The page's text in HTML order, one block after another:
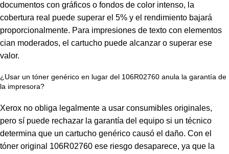
documentos con gráficos o fondos de color intenso, la
cobertura real puede superar el 5% y el rendimiento bajará
proporcionalmente. Para impresiones de texto con elementos
cian moderados, el cartucho puede alcanzar o superar ese
valor.
¿Usar un tóner genérico en lugar del 106R02760 anula la garantía de
la impresora?
Xerox no obliga legalmente a usar consumibles originales,
pero sí puede rechazar la garantía del equipo si un técnico
determina que un cartucho genérico causó el daño. Con el
tóner original 106R02760 ese riesgo desaparece, ya que la